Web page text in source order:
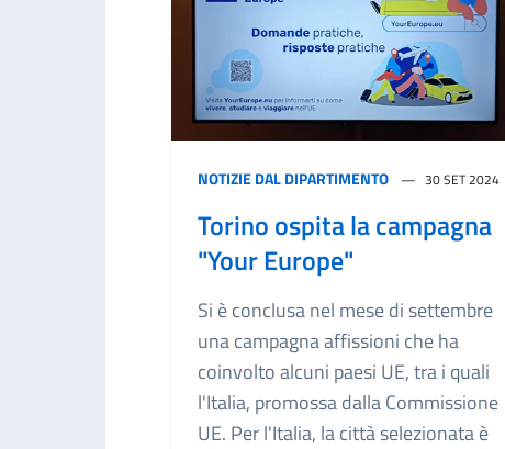
NOTIZIE DAL DIPARTIMENTO 30 SET 2024
Torino ospita la campagna
"Your Europe"
Si è conclusa nel mese di settembre
una campagna affissioni che ha
coinvolto alcuni paesi UE, tra i quali
l'Italia, promossa dalla Commissione
UE. Per l'Italia, la città selezionata è